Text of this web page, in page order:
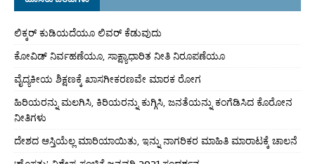
ಲಿಕ್ಕರ್ ಕುಡಿಯದೆಯೂ ಲಿವರ್ ಕೆಡುವುದು
ಕೋವಿಡ್ ನಿರ್ವಹಣೆಯೂ, ಸಾಕ್ಷ್ಯಾಧಾರಿತ ನೀತಿ ನಿರೂಪಣೆಯೂ
ವೈದ್ಯಕೀಯ ಶಿಕ್ಷಣಕ್ಕೆ ಖಾಸಗೀಕರಣವೇ ಮಾರಕ ರೋಗ
ಹಿರಿಯರನ್ನು ಮಲಗಿಸಿ, ಕಿರಿಯರನ್ನು ಕುಗ್ಗಿಸಿ, ಜನತೆಯನ್ನು ಕಂಗೆಡಿಸಿದ ಕೊರೋನ
ನೀತಿಗಳು
ದೇಶದ ಆಸ್ತಿಯೆಲ್ಲ ಮಾರಿಯಾಯಿತು, ಇನ್ನು ನಾಗರಿಕರ ಮಾಹಿತಿ ಮಾರಾಟಕ್ಕೆ ಚಾಲನೆ